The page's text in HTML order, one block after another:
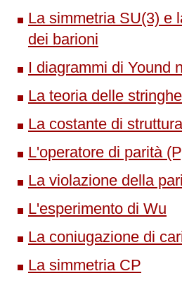
La simmetria SU(3) e
dei barioni
I diagrammi di Yound
La teoria delle stringhe
La costante di
L'operatore di parità
La violazione della
L'esperimento di Wu
La coniugazione di
La simmetria CP